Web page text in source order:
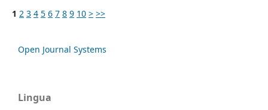
1 2 3 4 5 6 7 8 9 10 > >>
Open Journal Systems
Lingua